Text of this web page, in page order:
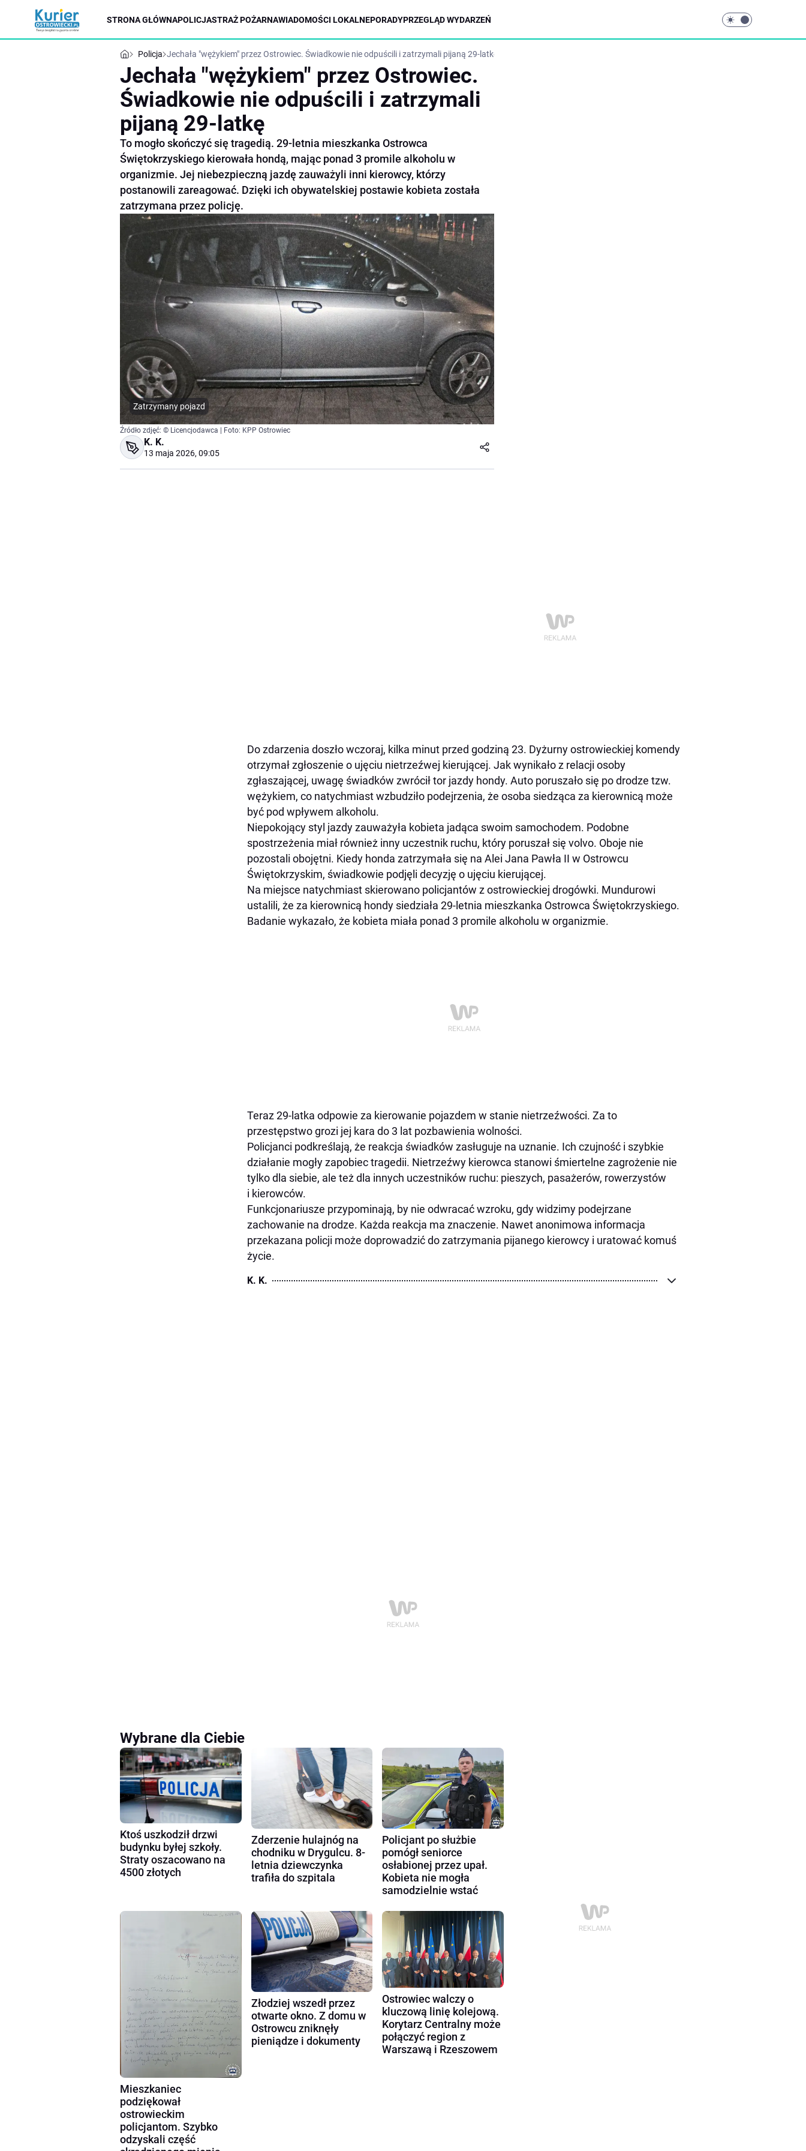
STRONA GŁÓWNAPOLICJASTRAŻ POŻARNAWIADOMOŚCI LOKALNEPORADYPRZEGLĄD WYDARZEŃ
Policja Jechała "wężykiem" przez Ostrowiec. Świadkowie nie odpuścili i zatrzymali pijaną 29-latkę
Jechała "wężykiem" przez Ostrowiec.
Świadkowie nie odpuścili i zatrzymali
pijaną 29-latkę
To mogło skończyć się tragedią. 29-letnia mieszkanka Ostrowca
Świętokrzyskiego kierowała hondą, mając ponad 3 promile alkoholu w
organizmie. Jej niebezpieczną jazdę zauważyli inni kierowcy, którzy
postanowili zareagować. Dzięki ich obywatelskiej postawie kobieta została
zatrzymana przez policję.
Zatrzymany pojazd
Źródło zdjęć: © Licencjodawca | Foto: KPP Ostrowiec
K. K.
13 maja 2026, 09:05
Do zdarzenia doszło wczoraj, kilka minut przed godziną 23. Dyżurny ostrowieckiej komendy
otrzymał zgłoszenie o ujęciu nietrzeźwej kierującej. Jak wynikało z relacji osoby
zgłaszającej, uwagę świadków zwrócił tor jazdy hondy. Auto poruszało się po drodze tzw.
wężykiem, co natychmiast wzbudziło podejrzenia, że osoba siedząca za kierownicą może
być pod wpływem alkoholu.
Niepokojący styl jazdy zauważyła kobieta jadąca swoim samochodem. Podobne
spostrzeżenia miał również inny uczestnik ruchu, który poruszał się volvo. Oboje nie
pozostali obojętni. Kiedy honda zatrzymała się na Alei Jana Pawła II w Ostrowcu
Świętokrzyskim, świadkowie podjęli decyzję o ujęciu kierującej.
Na miejsce natychmiast skierowano policjantów z ostrowieckiej drogówki. Mundurowi
ustalili, że za kierownicą hondy siedziała 29-letnia mieszkanka Ostrowca Świętokrzyskiego.
Badanie wykazało, że kobieta miała ponad 3 promile alkoholu w organizmie.
Teraz 29-latka odpowie za kierowanie pojazdem w stanie nietrzeźwości. Za to
przestępstwo grozi jej kara do 3 lat pozbawienia wolności.
Policjanci podkreślają, że reakcja świadków zasługuje na uznanie. Ich czujność i szybkie
działanie mogły zapobiec tragedii. Nietrzeźwy kierowca stanowi śmiertelne zagrożenie nie
tylko dla siebie, ale też dla innych uczestników ruchu: pieszych, pasażerów, rowerzystów
i kierowców.
Funkcjonariusze przypominają, by nie odwracać wzroku, gdy widzimy podejrzane
zachowanie na drodze. Każda reakcja ma znaczenie. Nawet anonimowa informacja
przekazana policji może doprowadzić do zatrzymania pijanego kierowcy i uratować komuś
życie.
K. K.
Wybrane dla Ciebie
Ktoś uszkodził drzwi
budynku byłej szkoły.
Straty oszacowano na
4500 złotych
Zderzenie hulajnóg na
chodniku w Drygulcu. 8-
letnia dziewczynka
trafiła do szpitala
Policjant po służbie
pomógł seniorce
osłabionej przez upał.
Kobieta nie mogła
samodzielnie wstać
Mieszkaniec
podziękował
ostrowieckim
policjantom. Szybko
odzyskali część
Złodziej wszedł przez
otwarte okno. Z domu w
Ostrowcu zniknęły
pieniądze i dokumenty
Ostrowiec walczy o
kluczową linię kolejową.
Korytarz Centralny może
połączyć region z
Warszawą i Rzeszowem